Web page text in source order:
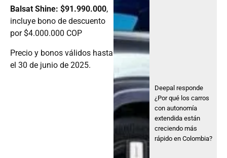
Balsat Shine: $91.990.000,
incluye bono de descuento
por $4.000.000 COP
Precio y bonos válidos hasta
el 30 de junio de 2025.
Deepal responde
¿Por qué los carros
con autonomía
extendida están
creciendo más
rápido en Colombia?